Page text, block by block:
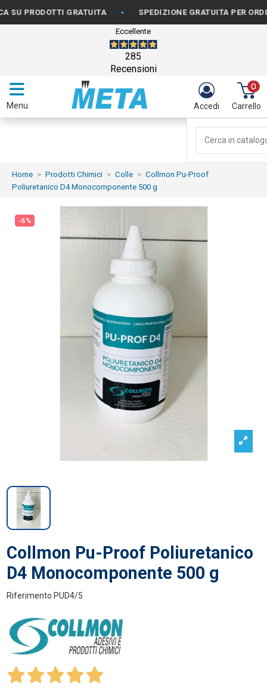
GRATUITA • SPEDIZIONE GRATUITA PER ORDINI DA
Eccellente
285
Recensioni
Menu Accedi
0
Carrello
Home Prodotti Chimici Colle
Collmon Pu-Proof
Poliuretanico D4 Monocomponente 500 g
-5%
Collmon Pu-Proof Poliuretanico
D4 Monocomponente 500 g
Riferimento PUD4/5